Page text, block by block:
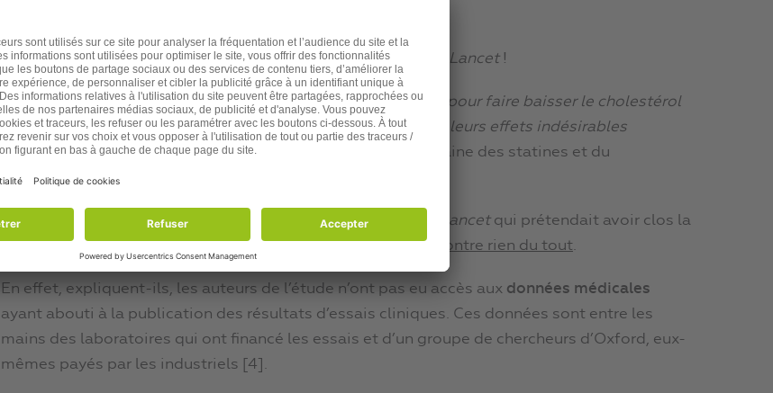
C’est mot pour mot l’inverse de ce qui était affirmé dans The Lancet!
«Les bénéfices de ces médicaments prescrits massivement pour faire baisser le cholestérol
et réduire les risques cardio-vasculaires ont été exagérés, et leurs effets indésirables
minimisés», écrivent des cardiologues experts dans le domaine des statines et du
cholestérol [3].
Reprenant pratiquement ligne par ligne la grande étude de Lancetqui prétendait avoir clos la
controverse,ils démontrent que cette étude, en fait, ne démontre rien du tout.
En effet, expliquent-ils, les auteurs de l’étude n’ont pas eu accès aux données médicales
ayant abouti à la publication des résultats d’essais cliniques. Ces données sont entre les
mains des laboratoires qui ont financé les essais et d’un groupe de chercheurs d’Oxford, eux-
mêmes payés par les industriels [4].